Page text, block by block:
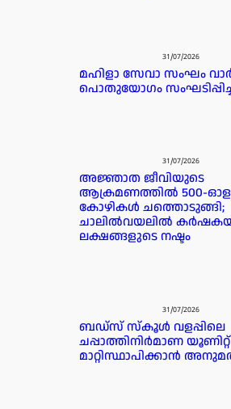
31/07/2026
മഹിളാ സേവാ സംഘം
പൊതുയോഗം
31/07/2026
അജ്ഞാത ജീവിയുടെ
ആക്രമണത്തിൽ 500-
കോഴികൾ ചത്തൊടുങ്ങി;
ചാലിൽവയലിൽ
ലക്ഷങ്ങളുടെ നഷ്ടം
31/07/2026
ബഡ്‌സ് സ്കൂൾ വളപ്പിലെ
ചപ്പാത്തിനിർമാണ യൂണിറ്റ്
മാറ്റിസ്ഥാപിക്കാൻ